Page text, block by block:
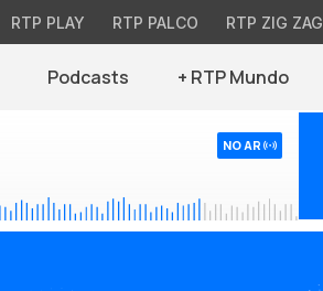
RTP PLAY RTP PALCO RTP ZIG ZAG
Podcasts + RTP Mundo
NO AR